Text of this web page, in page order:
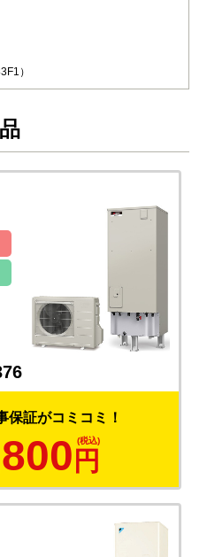
）
保証がコミコミ！
円